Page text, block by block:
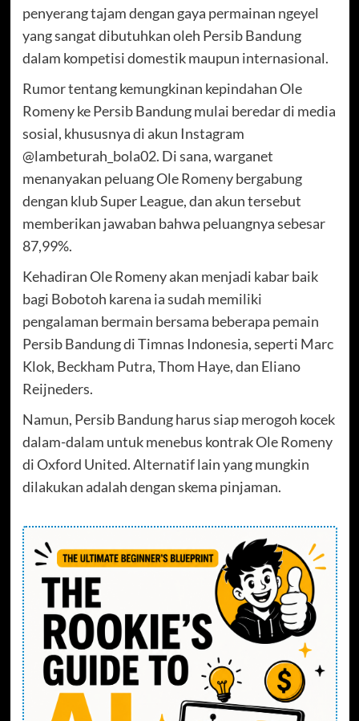
penyerang tajam dengan gaya permainan ngeyel
yang sangat dibutuhkan oleh Persib Bandung
dalam kompetisi domestik maupun internasional.
Rumor tentang kemungkinan kepindahan Ole
Romeny ke Persib Bandung mulai beredar di media
sosial, khususnya di akun Instagram
@lambeturah_bola02. Di sana, warganet
menanyakan peluang Ole Romeny bergabung
dengan klub Super League, dan akun tersebut
memberikan jawaban bahwa peluangnya sebesar
87,99%.
Kehadiran Ole Romeny akan menjadi kabar baik
bagi Bobotoh karena ia sudah memiliki
pengalaman bermain bersama beberapa pemain
Persib Bandung di Timnas Indonesia, seperti Marc
Klok, Beckham Putra, Thom Haye, dan Eliano
Reijneders.
Namun, Persib Bandung harus siap merogoh kocek
dalam-dalam untuk menebus kontrak Ole Romeny
di Oxford United. Alternatif lain yang mungkin
dilakukan adalah dengan skema pinjaman.